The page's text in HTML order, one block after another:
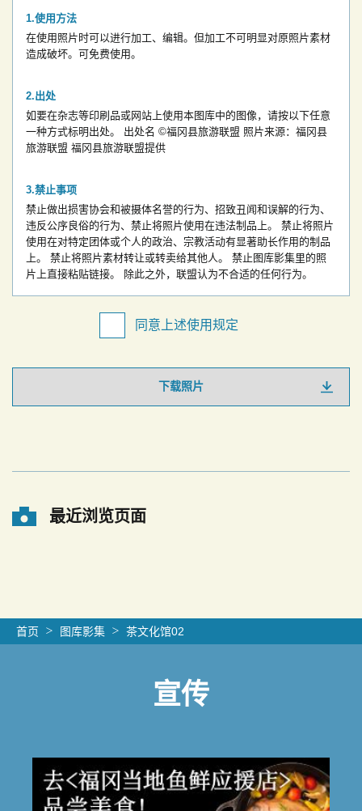
使用方法
在使用照片时可以进行加工、编辑。但加工不可明显对原照片素材
造成破坏。可免费使用。
出处
如要在杂志等印刷品或网站上使用本图库中的图像，请按以下任意
一种方式标明出处。
出处名 ©福冈县旅游联盟 照片来源：福冈县
旅游联盟 福冈县旅游联盟提供
禁止事项
禁止做出损害协会和被摄体名誉的行为、招致丑闻和误解的行为、
违反公序良俗的行为、禁止将照片使用在违法制品上。
禁止将照片
使用在对特定团体或个人的政治、宗教活动有显著助长作用的制品
上。
禁止将照片素材转让或转卖给其他人。
禁止图库影集里的照
片上直接粘贴链接。
除此之外，联盟认为不合适的任何行为。
同意上述使用规定
下载照片
最近浏览页面
首页 图库影集 茶文化馆02
宣传